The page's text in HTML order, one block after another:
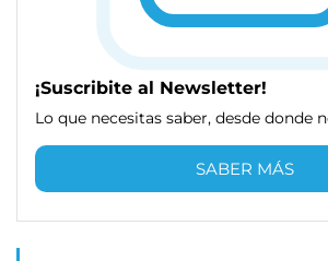
¡Suscribite al Newsletter!
Lo que necesitas saber, desde donde
SABER MÁS